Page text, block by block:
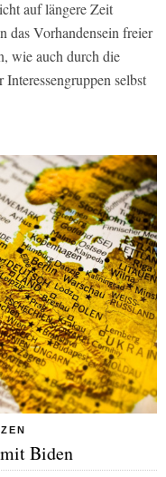
auf längere Zeit
das Vorhandensein freier
wie auch durch die
selbst
Biden